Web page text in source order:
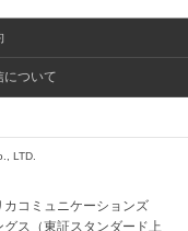
について
LTD.
コミュニケーションズ
ス（東証スタンダード上